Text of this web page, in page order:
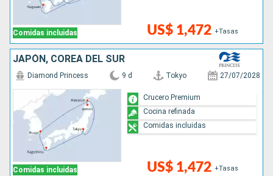
Comidas incluidas US$ 1,472 +Tasas
JAPÓN, COREA DEL SUR
Comidas incluidas
Diamond Princess 9 d Tokyo 27/07/2028
US$ 1,472 +Tasas
Crucero Premium
Cocina refinada
Comidas incluidas